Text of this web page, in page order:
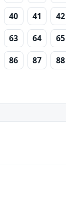
40 41 42
63 64 65
86 87 88